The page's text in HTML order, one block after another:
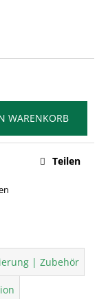
WARENKORB
Teilen
| Zubehör